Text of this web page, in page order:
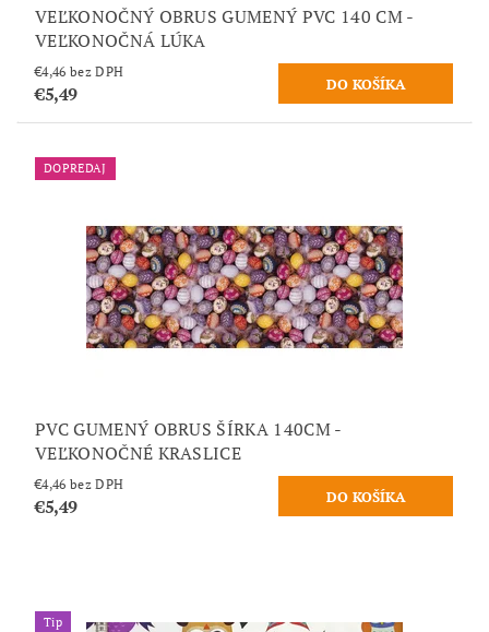
VEĽKONOČNÝ OBRUS GUMENÝ PVC 140 CM -
VEĽKONOČNÁ LÚKA
€4,46 bez DPH
€5,49
DOPREDAJ
PVC GUMENÝ OBRUS ŠÍRKA 140CM -
VEĽKONOČNÉ KRASLICE
€4,46 bez DPH
€5,49
Tip